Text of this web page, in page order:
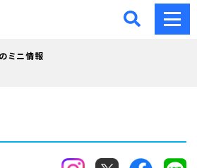
レ -東京・西多摩の
ミニ情報